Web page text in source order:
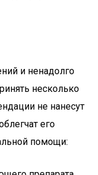
и ненадолго
несколько
не нанесут
его
помощи: